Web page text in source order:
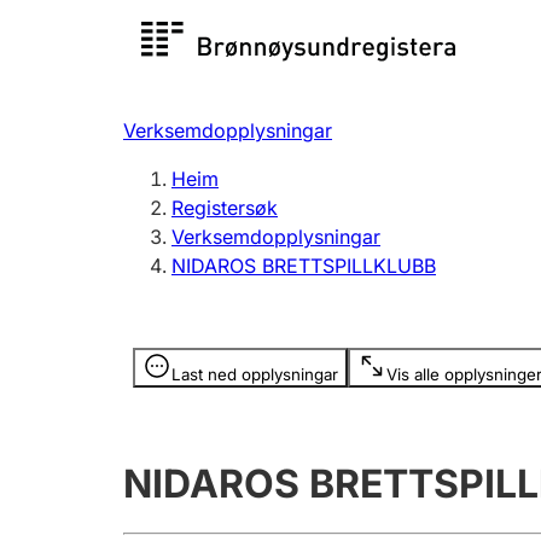
Registersøk
Registrere, endre, slette
Verksemdopplysningar
Heim
Registersøk
Verksemdopplysningar
NIDAROS BRETTSPILLKLUBB
Last ned opplysningar Vis alle opplysninger
Opplysninger er skjult
NIDAROS